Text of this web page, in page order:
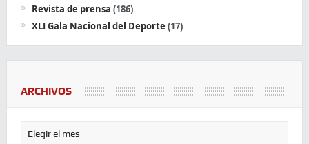
Revista de prensa (186)
XLI Gala Nacional del Deporte (17)
ARCHIVOS